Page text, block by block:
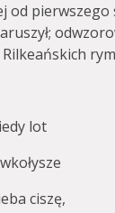
od pierwszego
lot
ciszę,